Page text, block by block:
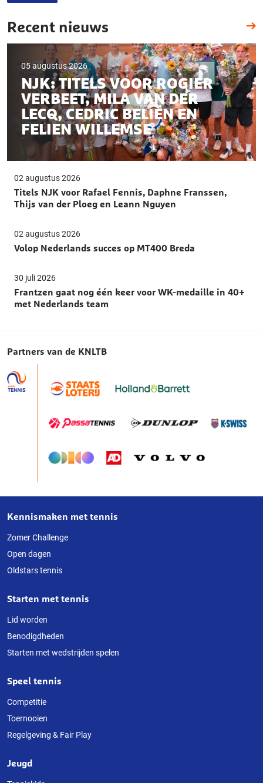
Recent nieuws
05 augustus 2026
NJK: TITELS VOOR ROGIER
VERBEET, MILA VAN DER
LECQ, CEDRIC BELIËN EN
FELIEN WILLEMSE
02 augustus 2026
Titels NJK voor Rafael Fennis, Daphne Franssen,
Thijs van der Ploeg en Leann Nguyen
02 augustus 2026
Volop Nederlands succes op MT400 Breda
30 juli 2026
Frantzen gaat nog één keer voor WK-medaille in 40+
met Nederlands team
Partners van de KNLTB
Over
deze
website
Kennismaken met tennis
Zomer Challenge
Open dagen
Oldstars tennis
Starten met tennis
Lid worden
Benodigdheden
Starten met wedstrijden spelen
Speel tennis
Competitie
Toernooien
Regelgeving & Fair Play
Jeugd